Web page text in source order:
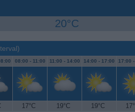
20°C
08:00 - 11:00 11:00 - 14:00 14:00 - 17:00 17:00
17°C 19°C 19°C